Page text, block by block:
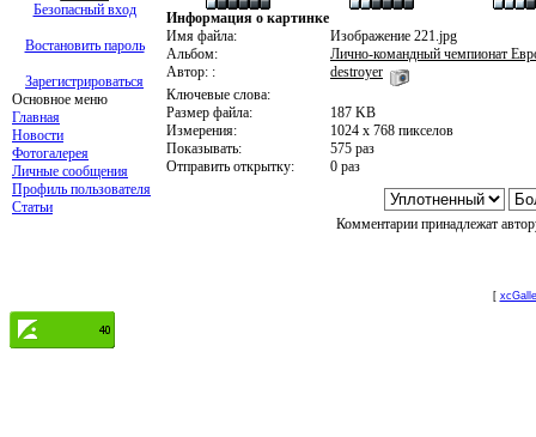
Безопасный вход
Востановить пароль
Зарегистрироваться
Основное меню
Главная
Новости
Фотогалерея
Личные сообщения
Профиль пользователя
Статьи
Информация о картинке
Имя файла:
Изображение 221.jpg
Альбом:
Лично-командный чемпионат
Автор: :
destroyer
Ключевые слова:
Размер файла:
187 KB
Измерения:
1024 x 768 пикселов
Показывать:
575 раз
Отправить открытку:
0 раз
Комментарии принадлежат
[